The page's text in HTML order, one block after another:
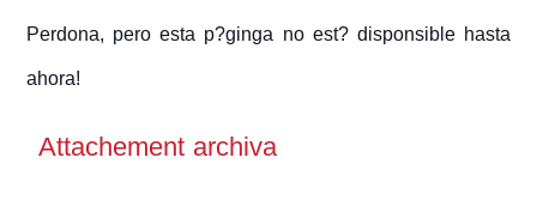
universitarias
Perdona, pero esta p?ginga no est? disponsible hasta
ahora!
Attachement archiva